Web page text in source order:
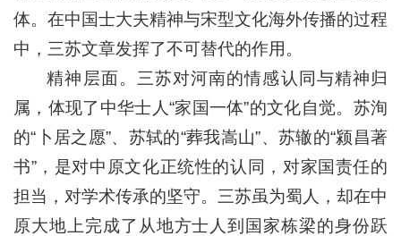
体。在中国士大夫精神与宋型文化海外传播的过程
中，三苏文章发挥了不可替代的作用。
精神层面。三苏对河南的情感认同与精神归
属，体现了中华士人“家国一体”的文化自觉。苏洵
的“卜居之愿”、苏轼的“葬我嵩山”、苏辙的“颍昌著
书”，是对中原文化正统性的认同，对家国责任的
担当，对学术传承的坚守。三苏虽为蜀人，却在中
原大地上完成了从地方士人到国家栋梁的身份跃